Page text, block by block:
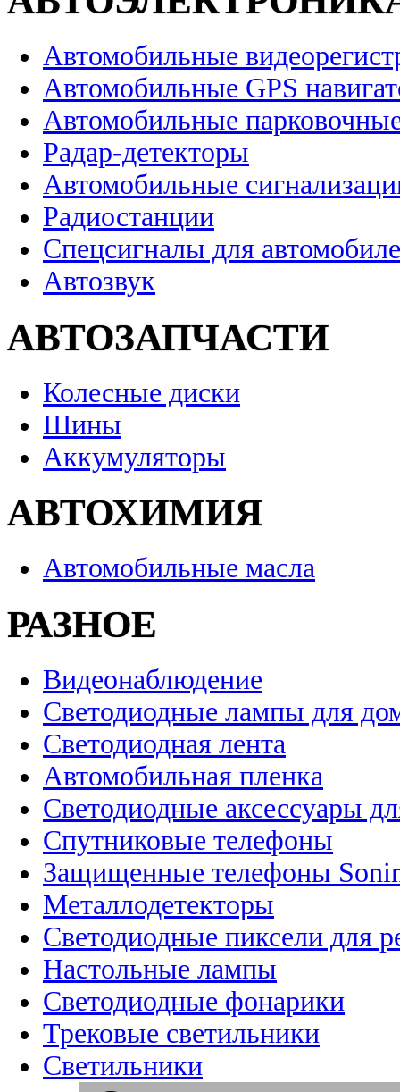
Автомобильные
Автомобильные GPS
Автомобильные
Радар-детекторы
Автомобильные
Радиостанции
Спецсигналы для
Автозвук
АВТОЗАПЧАСТИ
Колесные диски
Шины
Аккумуляторы
АВТОХИМИЯ
Автомобильные масла
РАЗНОЕ
Видеонаблюдение
Светодиодные лампы для
Светодиодная лента
Автомобильная пленка
Светодиодные аксессуары
Спутниковые телефоны
Защищенные телефоны
Металлодетекторы
Светодиодные пиксели для
Настольные лампы
Светодиодные фонарики
Трековые светильники
Светильники